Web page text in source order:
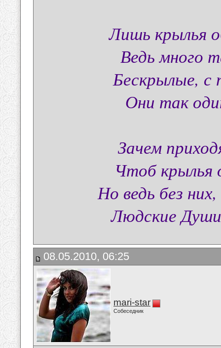
Лишь крылья
Ведь много
Бескрылые, с
Они так
Зачем
Чтоб крылья
Но ведь без
Людские
08.05.2010, 06:25
mari-star
Собеседник